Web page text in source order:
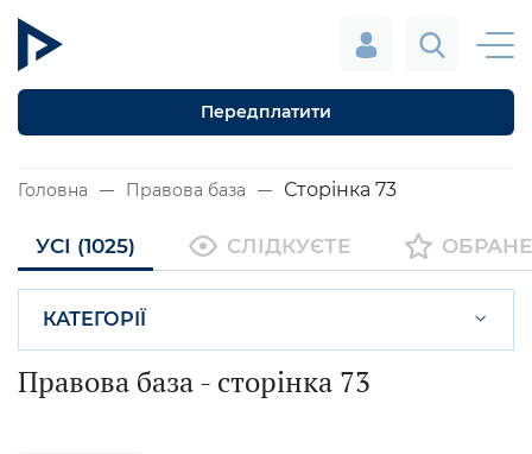
Передплатити
Головна Правова база Сторінка 73
УСІ (1025) СЛІДКУЄТЕ ОБРАНЕ
КАТЕГОРІЇ
Правова база- сторінка 73